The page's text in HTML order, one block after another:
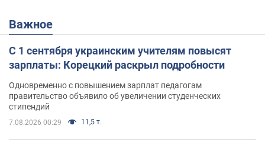
Важное
С 1 сентября украинским учителям повысят
зарплаты: Корецкий раскрыл подробности
Одновременно с повышением зарплат педагогам
правительство объявило об увеличении студенческих
стипендий
7.08.2026 00:29 11,5 т.